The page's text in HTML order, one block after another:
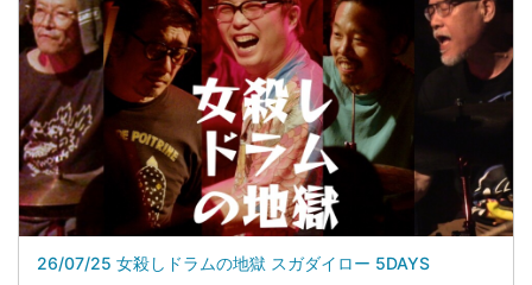
26/07/25 女殺しドラムの地獄 スガダイロー 5DAYS